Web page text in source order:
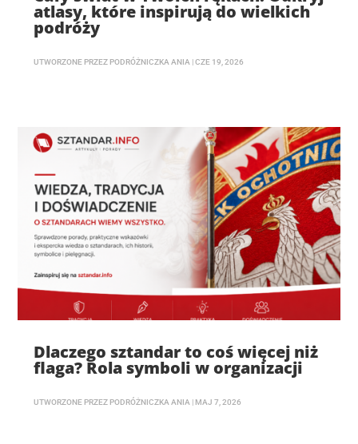
atlasy, które inspirują do wielkich
podróży
UTWORZONE PRZEZ PODRÓŻNICZKA ANIA |CZE 19, 2026
Dlaczego sztandar to coś więcej niż
flaga? Rola symboli w organizacji
UTWORZONE PRZEZ PODRÓŻNICZKA ANIA | MAJ 7, 2026